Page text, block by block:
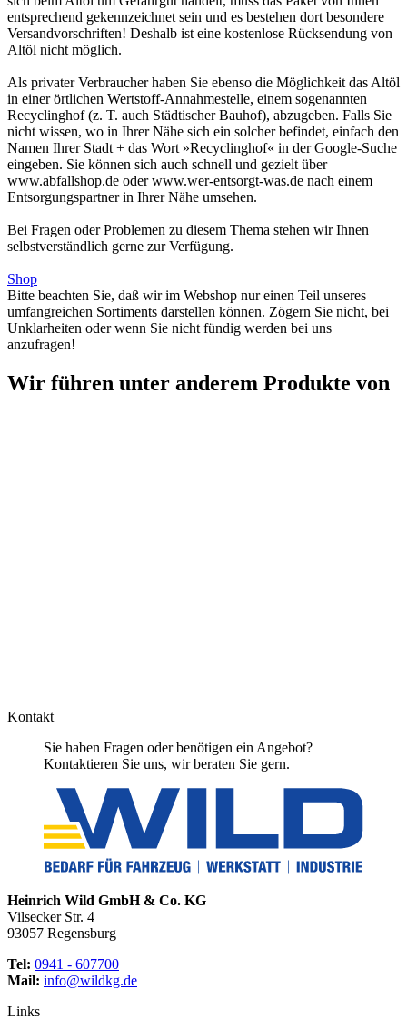
entsprechend gekennzeichnet sein und es bestehen dort besondere
Versandvorschriften! Deshalb ist eine kostenlose Rücksendung von
Altöl nicht möglich.
Als privater Verbraucher haben Sie ebenso die Möglichkeit das Altöl
in einer örtlichen Wertstoff-Annahmestelle, einem sogenannten
Recyclinghof (z. T. auch Städtischer Bauhof), abzugeben. Falls Sie
nicht wissen, wo in Ihrer Nähe sich ein solcher befindet, einfach den
Namen Ihrer Stadt + das Wort »Recyclinghof« in der Google-Suche
eingeben. Sie können sich auch schnell und gezielt über
www.abfallshop.de oder www.wer-entsorgt-was.de nach einem
Entsorgungspartner in Ihrer Nähe umsehen.
Bei Fragen oder Problemen zu diesem Thema stehen wir Ihnen
selbstverständlich gerne zur Verfügung.
Shop
Bitte beachten Sie, daß wir im Webshop nur einen Teil unseres
umfangreichen Sortiments darstellen können. Zögern Sie nicht, bei
Unklarheiten oder wenn Sie nicht fündig werden bei uns
anzufragen!
Wir führen unter anderem Produkte von
Kontakt
Sie haben Fragen oder benötigen ein Angebot?
Kontaktieren Sie uns, wir beraten Sie gern.
Heinrich Wild GmbH & Co. KG
Vilsecker Str. 4
93057 Regensburg
Tel: 0941 - 607700
Mail: info@wildkg.de
Links